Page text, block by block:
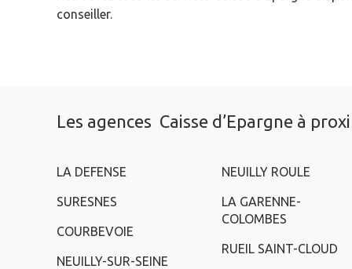
conseiller.
Les agences Caisse d’Epargne à
LA DEFENSE
SURESNES
COURBEVOIE
NEUILLY-SUR-SEINE
NEUILLY ROULE
LA GARENNE-
COLOMBES
RUEIL SAINT-CLOUD